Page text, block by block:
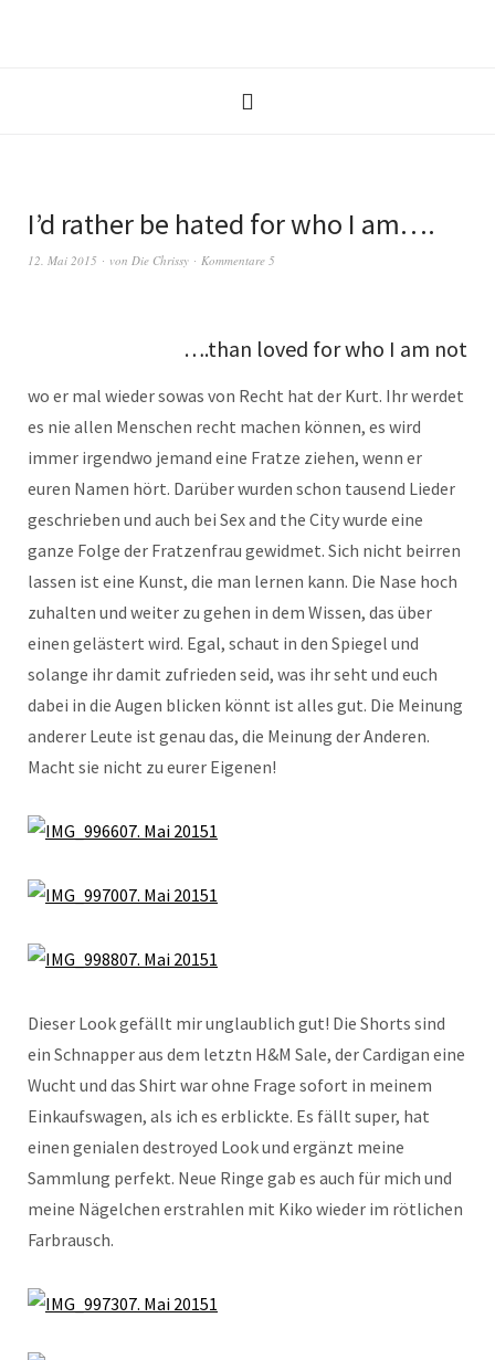
I’d rather be hated for who I am….
12. Mai 2015 von Die Chrissy Kommentare 5
….than loved for who I am not
wo er mal wieder sowas von Recht hat der Kurt. Ihr werdet
es nie allen Menschen recht machen können, es wird
immer irgendwo jemand eine Fratze ziehen, wenn er
euren Namen hört. Darüber wurden schon tausend Lieder
geschrieben und auch bei Sex and the City wurde eine
ganze Folge der Fratzenfrau gewidmet. Sich nicht beirren
lassen ist eine Kunst, die man lernen kann. Die Nase hoch
zuhalten und weiter zu gehen in dem Wissen, das über
einen gelästert wird. Egal, schaut in den Spiegel und
solange ihr damit zufrieden seid, was ihr seht und euch
dabei in die Augen blicken könnt ist alles gut. Die Meinung
anderer Leute ist genau das, die Meinung der Anderen.
Macht sie nicht zu eurer Eigenen!
Dieser Look gefällt mir unglaublich gut! Die Shorts sind
ein Schnapper aus dem letztn H&M Sale, der Cardigan eine
Wucht und das Shirt war ohne Frage sofort in meinem
Einkaufswagen, als ich es erblickte. Es fällt super, hat
einen genialen destroyed Look und ergänzt meine
Sammlung perfekt. Neue Ringe gab es auch für mich und
meine Nägelchen erstrahlen mit Kiko wieder im rötlichen
Farbrausch.